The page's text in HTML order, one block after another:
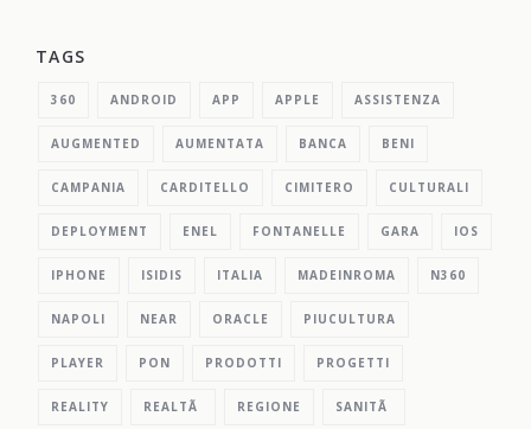
TAGS
360 ANDROID APP APPLE ASSISTENZA
AUGMENTED AUMENTATA BANCA BENI
CAMPANIA CARDITELLO CIMITERO CULTURALI
DEPLOYMENT ENEL FONTANELLE GARA IOS
IPHONE ISIDIS ITALIA MADEINROMA N360
NAPOLI NEAR ORACLE PIUCULTURA
PLAYER PON PRODOTTI PROGETTI
REALITY REALTÃ REGIONE SANITÃ